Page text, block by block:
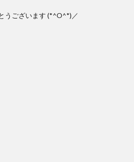
うございます (*^O^*)／